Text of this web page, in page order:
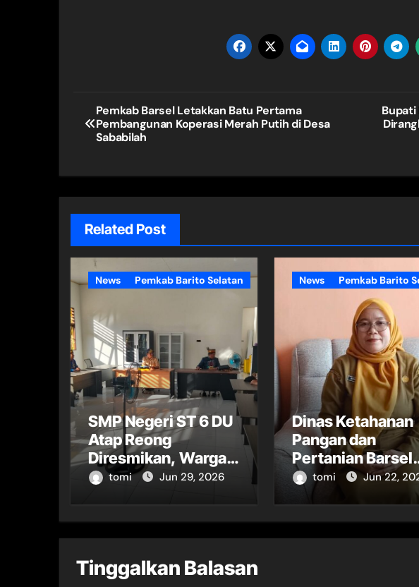
Navigasi
pos
Pemkab Barsel Letakkan Batu Pertama
Pembangunan Koperasi Merah Putih di Desa
Sababilah
Bupati
Related Post
News Pemkab Barito Selatan
SMP Negeri ST 6 DU
Atap Reong
Diresmikan, Warga
Sambut Antusias
tomi Jun 29, 2026
News Pemkab Barito
Dinas Ketahanan
Pangan dan
Pertanian Barsel
Soroti Minimnya
Petugas POPT
tomi Jun 22,
Tinggalkan Balasan